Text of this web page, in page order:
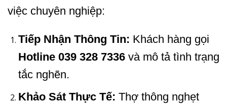
việc chuyên nghiệp:
Tiếp Nhận Thông Tin: Khách hàng gọi
Hotline 039 328 7336và mô tả tình trạng
tắc nghẽn.
Khảo Sát Thực Tế: Thợ thông nghẹt